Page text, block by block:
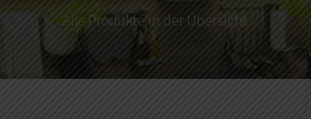
Alle Produkte in der Übersicht